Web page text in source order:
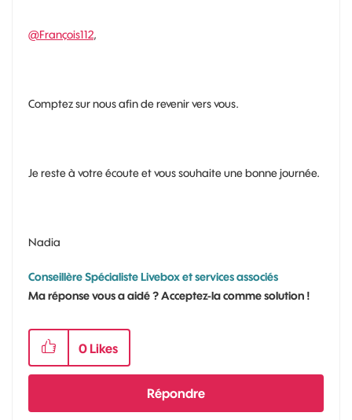
@François112,
Comptez sur nous afin de revenir vers vous.
Je reste à votre écoute et vous souhaite une bonne journée.
Nadia
Conseillère Spécialiste Livebox et services associés
Ma réponse vous a aidé ? Acceptez-la comme solution !
0 Likes
Répondre